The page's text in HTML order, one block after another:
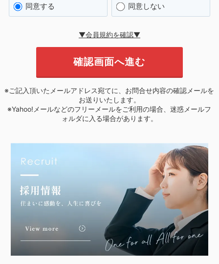
同意する 同意しない
▼会員規約を確認▼
※ご記入頂いたメールアドレス宛てに、お問合せ内容の確認メールを
お送りいたします。
※Yahoo!メールなどのフリーメールをご利用の場合、迷惑メールフ
ォルダに入る場合があります。